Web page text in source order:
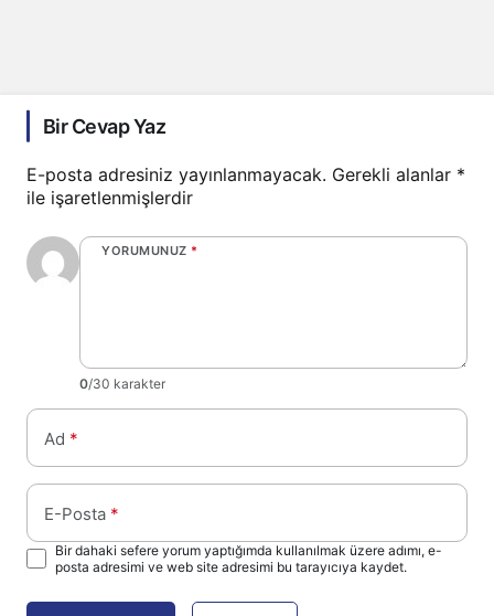
Bir Cevap Yaz
E-posta adresiniz yayınlanmayacak. Gerekli alanlar *
ile işaretlenmişlerdir
YORUMUNUZ *
0/30 karakter
Ad *
E-Posta *
Bir dahaki sefere yorum yaptığımda kullanılmak üzere adımı, e-
posta adresimi ve web site adresimi bu tarayıcıya kaydet.